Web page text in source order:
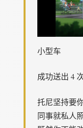
小型车
成功送出 4
托尼坚持要
同事就私人